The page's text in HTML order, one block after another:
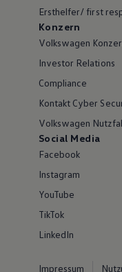
Ersthelfer/ first
Konzern
Volkswagen
Investor Relations
Compliance
Kontakt Cyber
Volkswagen
Social Media
Facebook
Instagram
YouTube
TikTok
LinkedIn
Impressum